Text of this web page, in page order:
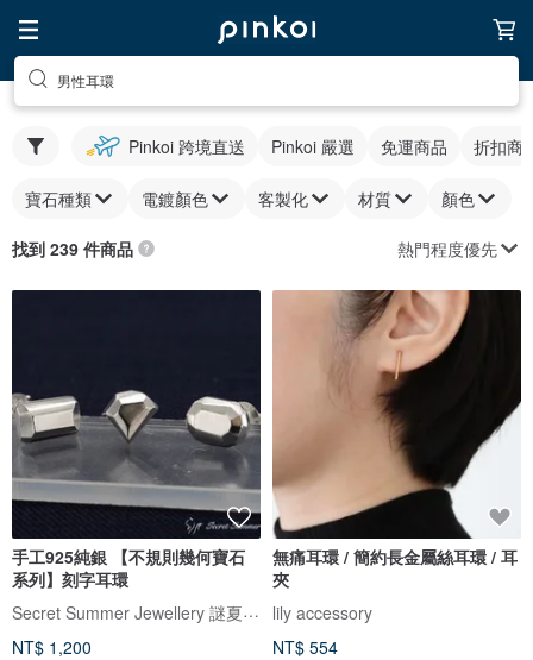
男性耳環
Pinkoi 跨境直送 Pinkoi 嚴選 免運商品 折扣商
寶石種類 電鍍顏色 客製化 材質 顏色
找到 239 件商品 熱門程度優先
手工925純銀 【不規則幾何寶石
系列】刻字耳環
Secret Summer Jewellery 謎夏手工銀飾珠寶
NT$ 1,200
無痛耳環 / 簡約長金屬絲耳環 / 耳
夾
lily accessory
NT$ 554